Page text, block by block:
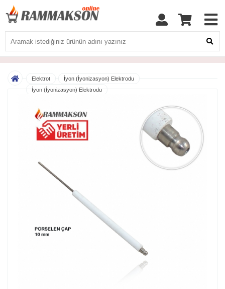
Elektrot
İyon (İyonizasyon) Elektrodu
İyon (İyonizasyon) Elektrodu